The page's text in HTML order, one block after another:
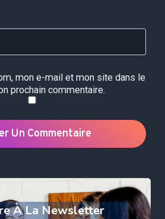
mon e-mail et mon site dans le
prochain commentaire.
À La Newsletter